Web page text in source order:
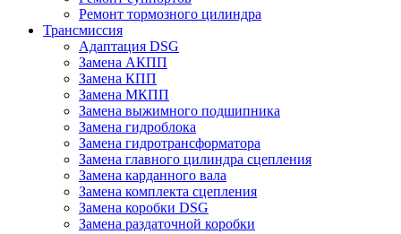
Ремонт тормозного цилиндра
Трансмиссия
Адаптация DSG
Замена АКПП
Замена КПП
Замена МКПП
Замена выжимного подшипника
Замена гидроблока
Замена гидротрансформатора
Замена главного цилиндра сцепления
Замена карданного вала
Замена комплекта сцепления
Замена коробки DSG
Замена раздаточной коробки